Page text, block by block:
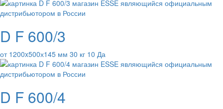
D F 600/3
от 1200x500х145 мм 30 кг 10 Да
D F 600/4